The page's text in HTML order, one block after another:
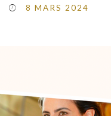
8 MARS 2024